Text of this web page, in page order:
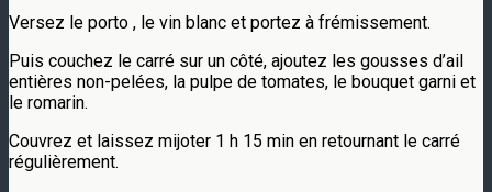
Versez le porto , le vin blanc et portez à frémissement.
Puis couchez le carré sur un côté, ajoutez les gousses d’ail
entières non-pelées, la pulpe de tomates, le bouquet garni et
le romarin.
Couvrez et laissez mijoter 1 h 15 min en retournant le carré
régulièrement. ⁣